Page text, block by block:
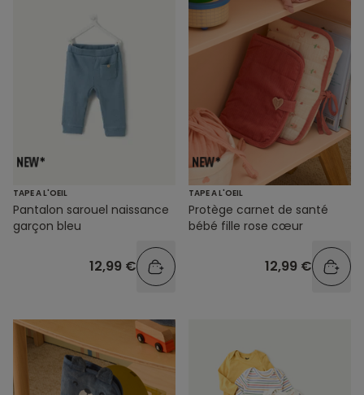
TAPE A L'OEIL
Pantalon sarouel naissance
garçon bleu
12,99 €
TAPE A L'OEIL
Protège carnet de santé
bébé fille rose cœur
12,99 €